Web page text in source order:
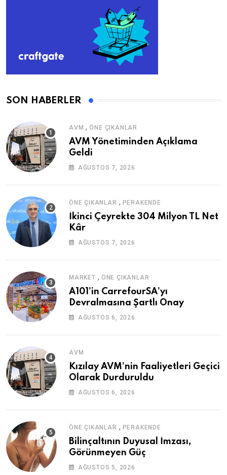
SON HABERLER
AVM ,ÖNE ÇIKANLAR
AVM Yönetiminden Açıklama
Geldi
AĞUSTOS 7, 2026
ÖNE ÇIKANLAR , PERAKENDE
İkinci Çeyrekte 304 Milyon TL Net
Kâr
AĞUSTOS 7, 2026
MARKET , ÖNE ÇIKANLAR
A101’in CarrefourSA’yı
Devralmasına Şartlı Onay
AĞUSTOS 6, 2026
AVM
Kızılay AVM’nin Faaliyetleri Geçici
Olarak Durduruldu
AĞUSTOS 6, 2026
ÖNE ÇIKANLAR , PERAKENDE
Bilinçaltının Duyusal İmzası,
Görünmeyen Güç
AĞUSTOS 5, 2026